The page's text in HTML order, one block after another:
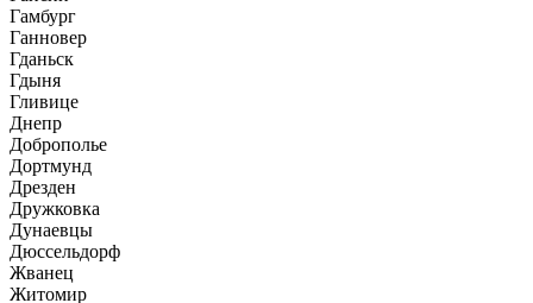
Гамбург
Ганновер
Гданьск
Гдыня
Гливице
Днепр
Доброполье
Дортмунд
Дрезден
Дружковка
Дунаевцы
Дюссельдорф
Жванец
Житомир